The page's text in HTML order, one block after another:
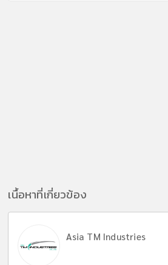
เนื้อหาที่เกี่ยวข้อง
Asia TM Industries